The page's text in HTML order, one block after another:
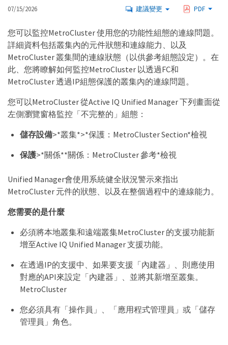
07/15/2026 建議變更 PDF
您可以監控MetroCluster 使用您的功能性組態的連線問題。
詳細資料包括叢集內的元件狀態和連線能力、以及
MetroCluster 叢集間的連線狀態（以供參考組態設定）。在
此、您將瞭解如何監控MetroCluster 以透過FC和
MetroCluster 透過IP組態保護的叢集內的連線問題。
您可以MetroCluster 從Active IQ Unified Manager 下列畫面從
左側瀏覽窗格監控「不完整的」組態：
儲存設備>*叢集*>*保護：MetroCluster Section*檢視
保護>*關係**關係：MetroCluster 參考*檢視
Unified Manager會使用系統健全狀況警示來指出
MetroCluster 元件的狀態、以及在整個過程中的連線能力。
您需要的是什麼
必須將本地叢集和遠端叢集MetroCluster 的支援功能新
增至Active IQ Unified Manager 支援功能。
在透過IP的支援中、如果要支援「內建器」、則應使用
對應的API來設定「內建器」、並將其新增至叢集。
MetroCluster
您必須具有「操作員」、「應用程式管理員」或「儲存
管理員」角色。